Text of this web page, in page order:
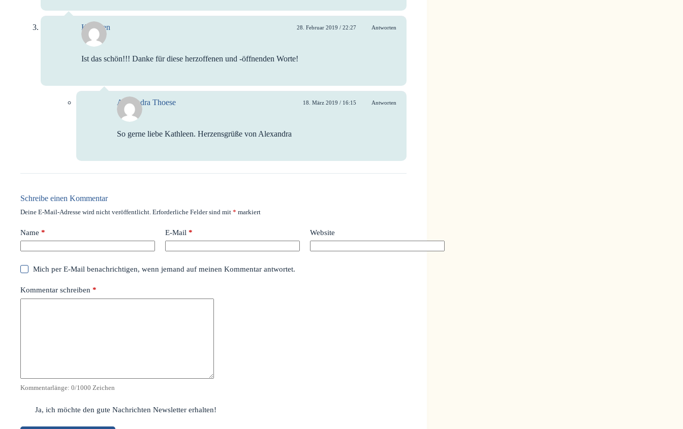
Kathleen 28. Februar 2019 / 22:27 Antworten
Ist das schön!!! Danke für diese herzoffenen und -öffnenden Worte!
Alexandra Thoese 18. März 2019 / 16:15 Antworten
So gerne liebe Kathleen. Herzensgrüße von Alexandra
Schreibe einen Kommentar
Deine E-Mail-Adresse wird nicht veröffentlicht. Erforderliche Felder sind mit * markiert
Name * E-Mail * Website
Mich per E-Mail benachrichtigen, wenn jemand auf meinen Kommentar antwortet.
Kommentar schreiben *
Kommentarlänge: 0/1000 Zeichen
Ja, ich möchte den gute Nachrichten Newsletter erhalten!